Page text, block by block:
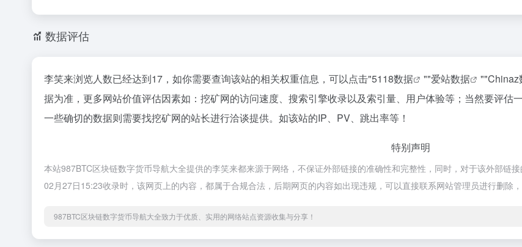
数据评估
李笑来浏览人数已经达到17，如你需要查询该站的相关权重信息，可以点击"5118数据 ""爱站数据 ""Chinaz
据为准，更多网站价值评估因素如：挖矿网的访问速度、搜索引擎收录以及索引量、用户体验等；当然要评估
一些确切的数据则需要找挖矿网的站长进行洽谈提供。如该站的IP、PV、跳出率等！
特别声明
本站987BTC区块链数字货币导航大全提供的李笑来都来源于网络，不保证外部链接的准确性和完整性，同时，对于该外部链
02月27日15:23收录时，该网页上的内容，都属于合规合法，后期网页的内容如出现违规，可以直接联系网站管理员进行删除
987BTC区块链数字货币导航大全致力于优质、实用的网络站点资源收集与分享！